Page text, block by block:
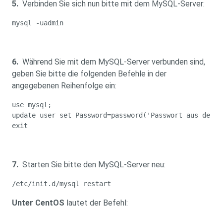
5. Verbinden Sie sich nun bitte mit dem MySQL-Server:
mysql -uadmin
6. Während Sie mit dem MySQL-Server verbunden sind,
geben Sie bitte die folgenden Befehle in der
angegebenen Reihenfolge ein:
use mysql;
update user set Password=password('Passwort aus der
exit
7. Starten Sie bitte den MySQL-Server neu:
/etc/init.d/mysql restart
Unter CentOS lautet der Befehl: